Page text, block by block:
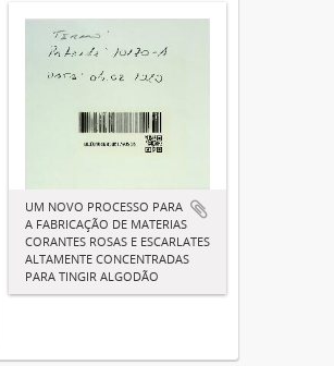
UM NOVO PROCESSO PARA
A FABRICAÇÃO DE MATERIAS
CORANTES ROSAS E ESCARLATES
ALTAMENTE CONCENTRADAS
PARA TINGIR ALGODÃO